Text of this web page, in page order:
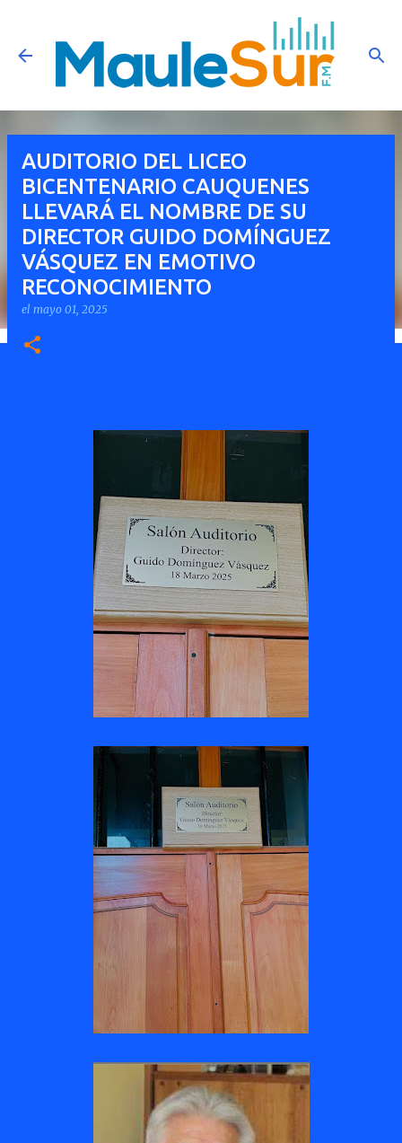
Ir al contenido principal
AUDITORIO DEL LICEO
BICENTENARIO CAUQUENES
LLEVARÁ EL NOMBRE DE SU
DIRECTOR GUIDO DOMÍNGUEZ
VÁSQUEZ EN EMOTIVO
RECONOCIMIENTO
el mayo 01, 2025